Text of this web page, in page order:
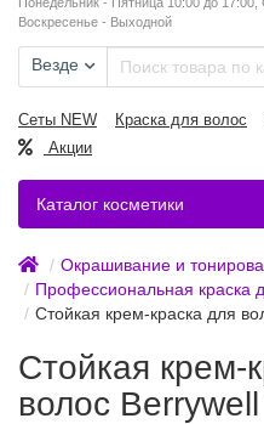
Воскресенье - Выходной
Везде
Сеты NEW Краска для волос
Акции
Каталог косметики
Окрашивание и
Профессиональная краска
Стойкая крем-краска для
Стойкая крем-
волос